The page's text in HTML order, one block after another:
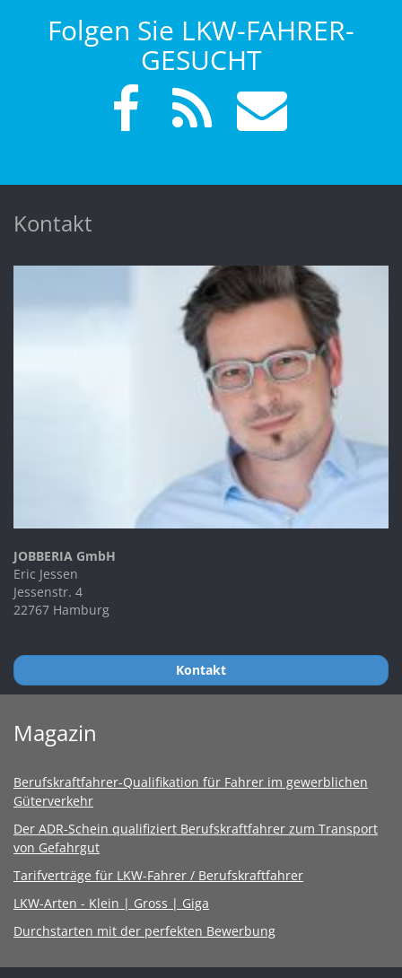
Folgen Sie LKW-FAHRER-
GESUCHT
Kontakt
JOBBERIA GmbH
Eric Jessen
Jessenstr. 4
22767 Hamburg
Kontakt
Magazin
Berufskraftfahrer-Qualifikation für Fahrer im gewerblichen
Güterverkehr
Der ADR-Schein qualifiziert Berufskraftfahrer zum Transport
von Gefahrgut
Tarifverträge für LKW-Fahrer / Berufskraftfahrer
LKW-Arten - Klein | Gross | Giga
Durchstarten mit der perfekten Bewerbung